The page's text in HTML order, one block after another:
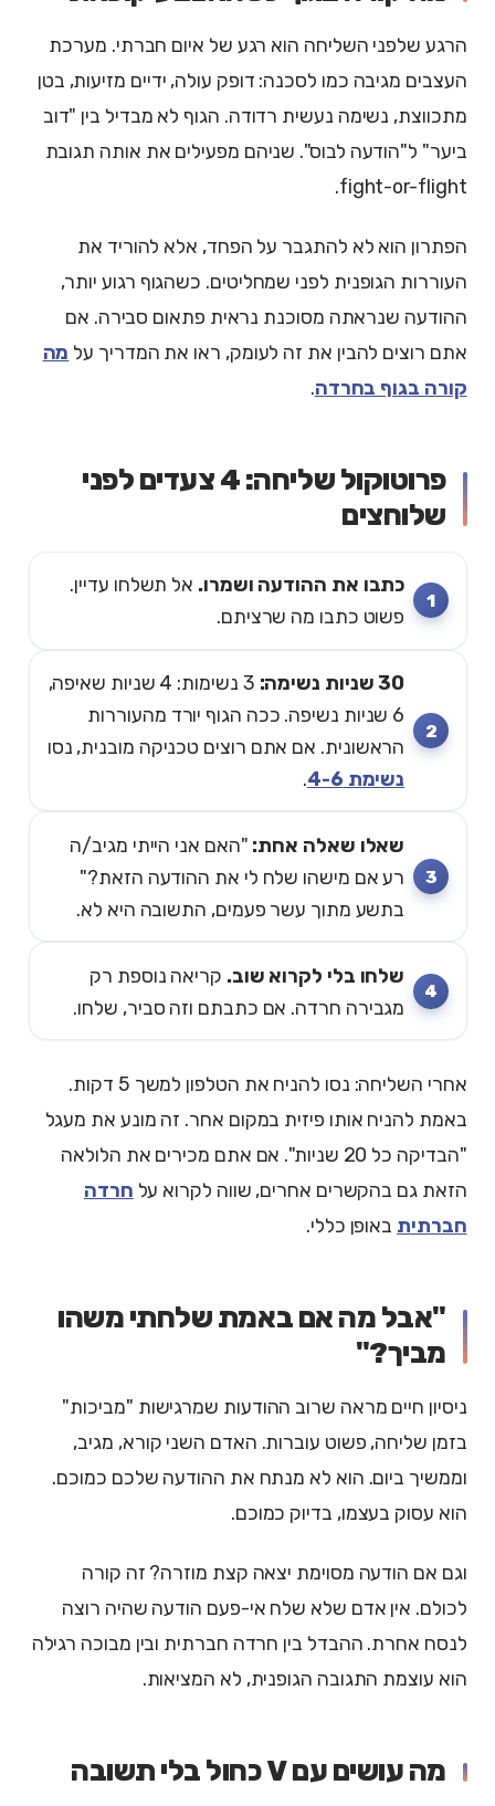
הרגע שלפני השליחה הוא רגע של איום חברתי. מערכת
העצבים מגיבה כמו לסכנה: דופק עולה, ידיים מזיעות, בטן
מתכווצת, נשימה נעשית רדודה. הגוף לא מבדיל בין "דוב
ביער" ל"הודעה לבוס". שניהם מפעילים את אותה תגובת
fight-or-flight.
הפתרון הוא לא להתגבר על הפחד, אלא להוריד את
העוררות הגופנית לפני שמחליטים. כשהגוף רגוע יותר,
ההודעה שנראתה מסוכנת נראית פתאום סבירה. אם
אתם רוצים להבין את זה לעומק, ראו את המדריך על מה
קורה בגוף בחרדה.
פרוטוקול שליחה: 4 צעדים לפני
שלוחצים
כתבו את ההודעה ושמרו. אל תשלחו עדיין.
פשוט כתבו מה שרציתם.
30 שניות נשימה:
3 נשימות: 4 שניות שאיפה,
6 שניות נשיפה. ככה הגוף יורד מהעוררות
הראשונית. אם אתם רוצים טכניקה מובנית, נסו
נשימת 4-6
.
שאלו שאלה אחת: "האם אני הייתי מגיב/ה
רע אם מישהו שלח לי את ההודעה הזאת?"
בתשע מתוך עשר פעמים, התשובה היא לא.
שלחו בלי לקרוא שוב. קריאה נוספת רק
מגבירה חרדה. אם כתבתם וזה סביר, שלחו.
אחרי השליחה: נסו להניח את הטלפון למשך 5 דקות.
באמת להניח אותו פיזית במקום אחר. זה מונע את מעגל
"הבדיקה כל 20 שניות". אם אתם מכירים את הלולאה
הזאת גם בהקשרים אחרים, שווה לקרוא על חרדה
חברתית באופן כללי.
"אבל מה אם באמת שלחתי משהו
מביך?"
ניסיון חיים מראה שרוב ההודעות שמרגישות "מביכות"
בזמן שליחה, פשוט עוברות. האדם השני קורא, מגיב,
וממשיך ביום. הוא לא מנתח את ההודעה שלכם כמוכם.
הוא עסוק בעצמו, בדיוק כמוכם.
וגם אם הודעה מסוימת יצאה קצת מוזרה? זה קורה
לכולם. אין אדם שלא שלח אי-פעם הודעה שהיה רוצה
לנסח אחרת. ההבדל בין חרדה חברתית ובין מבוכה רגילה
הוא עוצמת התגובה הגופנית, לא המציאות.
מה עושים עם V כחול בלי תשובה